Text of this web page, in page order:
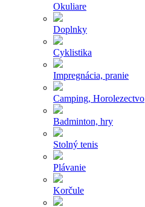
Okuliare
Doplnky
Cyklistika
Impregnácia, pranie
Camping, Horolezectvo
Badminton, hry
Stolný tenis
Plávanie
Korčule